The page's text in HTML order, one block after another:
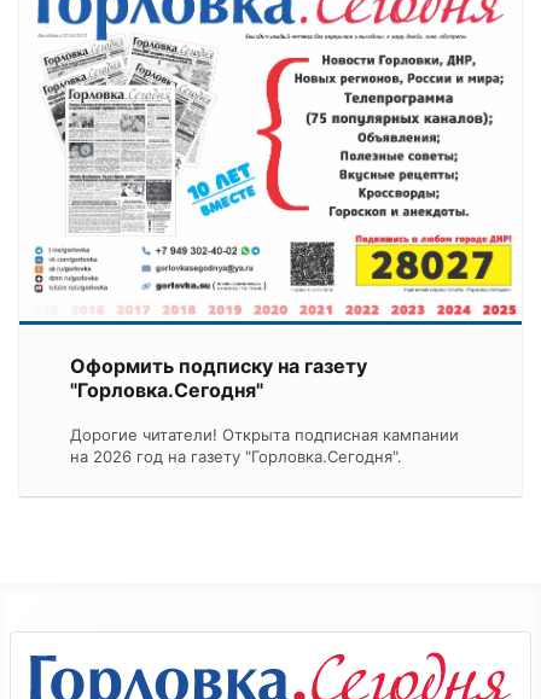
Оформить подписку на газету
"Горловка.Сегодня"
Дорогие читатели! Открыта подписная кампании
на 2026 год на газету "Горловка.Сегодня".